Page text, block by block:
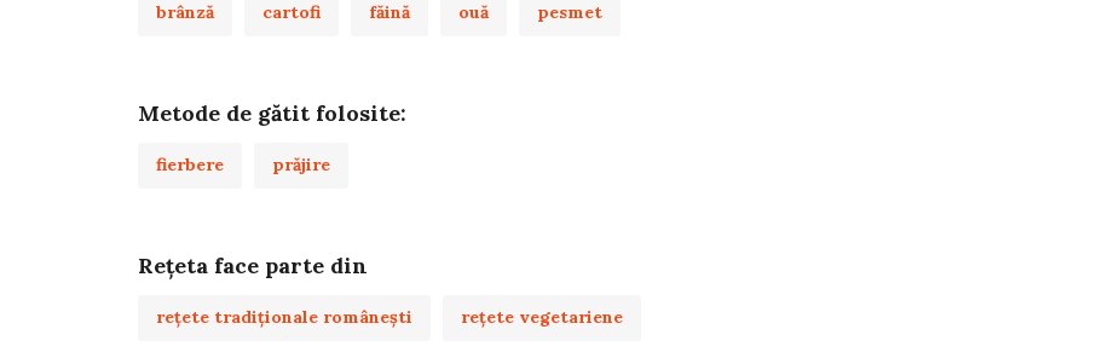
brânză cartofi făină ouă pesmet
Metode de gătit folosite:
fierbere prăjire
Rețeta face parte din
rețete tradiționale românești rețete vegetariene